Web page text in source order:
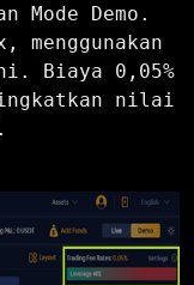
Mode Demo.
menggunakan
Biaya 0,05%
nilai